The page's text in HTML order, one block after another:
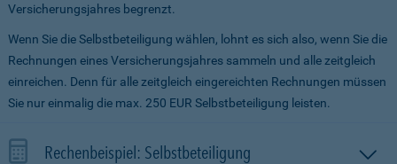
Versicherungsjahres begrenzt.
Wenn Sie die Selbstbeteiligung wählen, lohnt es sich also, wenn Sie die
Rechnungen eines Versicherungsjahres sammeln und alle zeitgleich
einreichen. Denn für alle zeitgleich eingereichten Rechnungen müssen
Sie nur einmalig die max. 250 EUR Selbstbeteiligung leisten.
Rechenbeispiel: Selbstbeteiligung